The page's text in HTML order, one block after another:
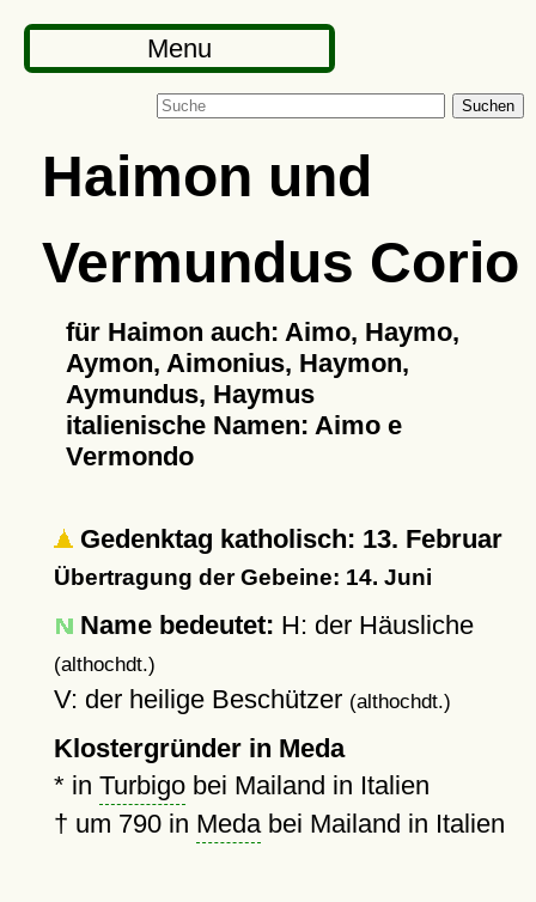
Menu
Suchen
Haimon und
Vermundus Corio
für Haimon auch: Aimo, Haymo,
Aymon, Aimonius, Haymon,
Aymundus, Haymus
italienische Namen: Aimo e
Vermondo
Gedenktag katholisch: 13. Februar
Übertragung der Gebeine: 14. Juni
Name bedeutet: H: der Häusliche
(althochdt.)
V: der heilige Beschützer (althochdt.)
Klostergründer in Meda
* in Turbigobei Mailand in Italien
† um 790in Medabei Mailand in Italien